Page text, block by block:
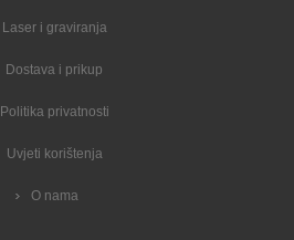
Laser i graviranja
Dostava i prikup
Politika privatnosti
Uvjeti korištenja
O nama